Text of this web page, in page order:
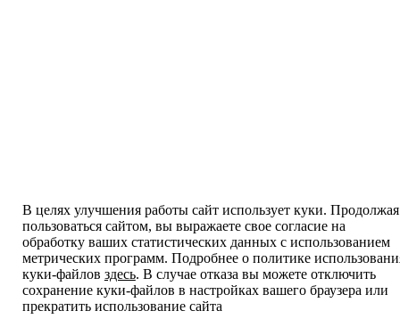
В целях улучшения работы сайт использует куки. Продолжая
пользоваться сайтом, вы выражаете свое согласие на
обработку ваших статистических данных с использованием
метрических программ. Подробнее о политике
куки-файлов здесь. В случае отказа вы можете отключить
сохранение куки-файлов в настройках вашего браузера или
прекратить использование сайта